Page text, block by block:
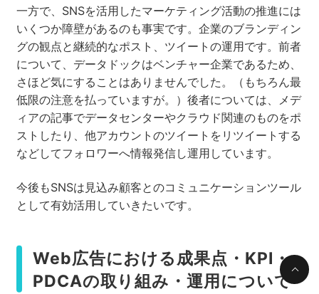
一方で、SNSを活用したマーケティング活動の推進には
いくつか障壁があるのも事実です。企業のブランディン
グの観点と継続的なポスト、ツイートの運用です。前者
について、データドックはベンチャー企業であるため、
さほど気にすることはありませんでした。（もちろん最
低限の注意を払っていますが。）後者については、メデ
ィアの記事でデータセンターやクラウド関連のものをポ
ストしたり、他アカウントのツイートをリツイートする
などしてフォロワーへ情報発信し運用しています。
今後もSNSは見込み顧客とのコミュニケーションツール
として有効活用していきたいです。
Web広告における成果点・KPI・
PDCAの取り組み・運用について